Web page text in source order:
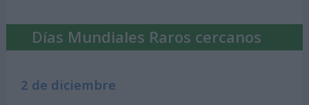
Días Mundiales Raros cercanos
2 de diciembre